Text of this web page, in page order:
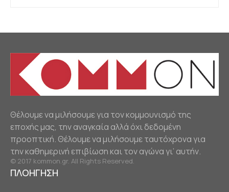
Θέλουμε να μιλήσουμε για τον κομμουνισμό της
εποχής μας, την αναγκαία αλλά όχι δεδομένη
προοπτική. Θέλουμε να μιλήσουμε ταυτόχρονα για
την καθημερινή επιβίωση και τον αγώνα γι’ αυτήν.
© 2017 kommon.gr. All Rights Reserved.
ΠΛΟΗΓΗΣΗ